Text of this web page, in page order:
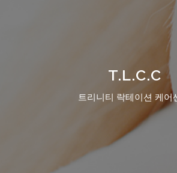
T.L.C.C
트리니티 락테이션 케어